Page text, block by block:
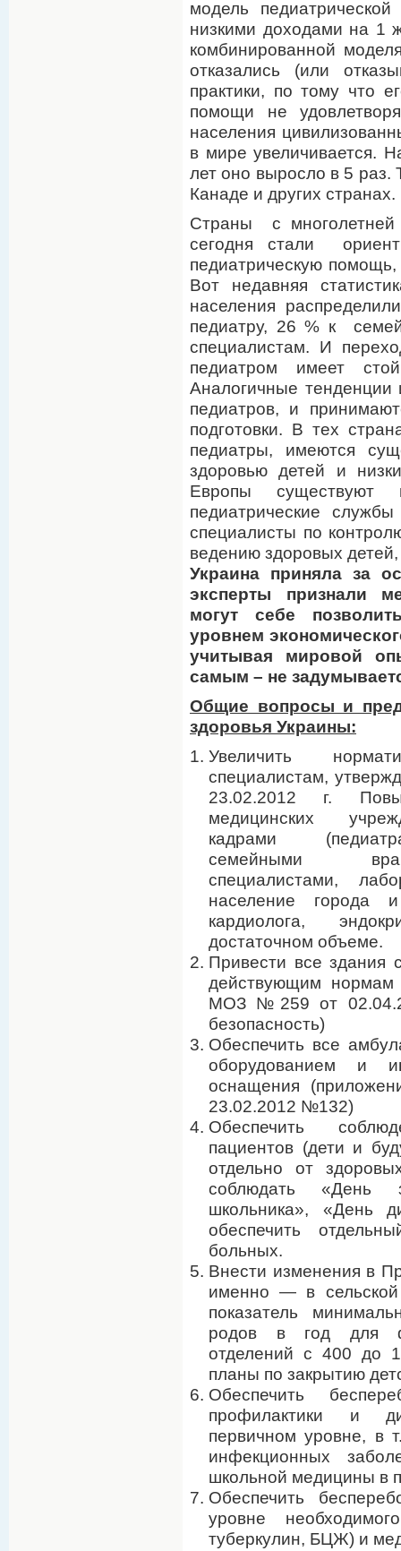
модель
низкими доходами на 1
комбинированной
отказались (или
практики, по тому что
помощи не
населения
в мире увеличивается.
лет оно выросло в 5 раз.
Канаде и других странах.
Страны с
сегодня стали
педиатрическую
Вот недавняя
населения
педиатру, 26 % к
специалистам. И
педиатром имеет
Аналогичные
педиатров, и
подготовки. В тех
педиатры, имеются
здоровью детей и
Европы существуют
педиатрические
специалисты по
ведению здоровых
Украина приняла за
эксперты признали
могут себе
уровнем
учитывая мировой
самым – не
Общие вопросы и
здоровья Украины:
Увеличить
специалистам,
23.02.2012 г.
медицинских
кадрами
семейными
специалистами,
население города
кардиолога,
достаточном объеме.
Привести все здания
действующим
МОЗ №259 от
безопасность)
Обеспечить все
оборудованием и
оснащения
23.02.2012 №132)
Обеспечить
пациентов (дети и
отдельно от
соблюдать «День
школьника», «День
обеспечить
больных.
Внести изменения в
именно — в сельской
показатель
родов в год для
отделений с 400 до
планы по закрытию
Обеспечить
профилактики и
первичном уровне, в
инфекционных
школьной медицины в
Обеспечить
уровне
туберкулин, БЦЖ) и